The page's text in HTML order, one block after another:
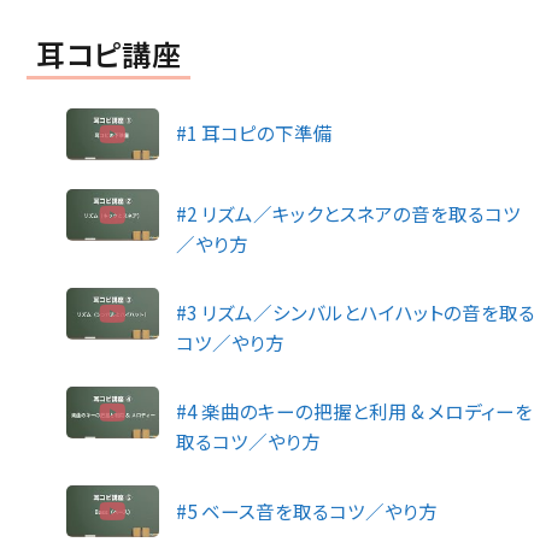
耳コピ講座
#1 耳コピの下準備
#2 リズム／キックとスネアの音を取るコツ
／やり方
#3 リズム／シンバルとハイハットの音を取る
コツ／やり方
#4 楽曲のキーの把握と利用 & メロディーを
取るコツ／やり方
#5 ベース音を取るコツ／やり方